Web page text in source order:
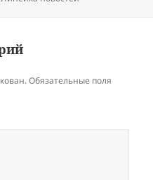
Обязательные поля